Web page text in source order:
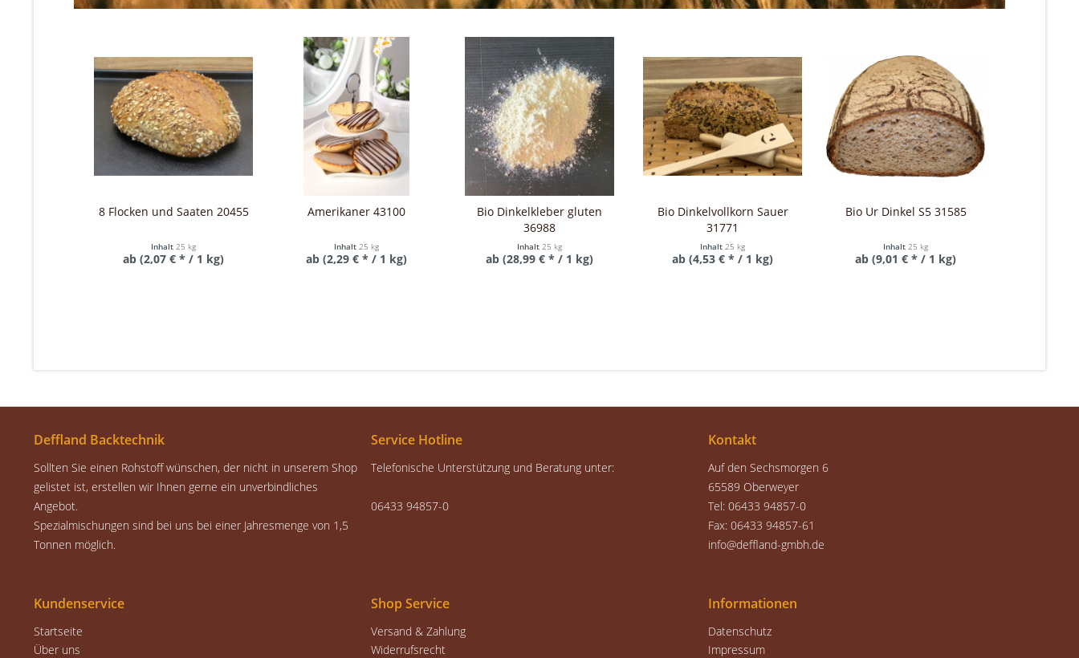
8 Flocken und Saaten 20455
Inhalt 25 kg
ab (2,07 € * / 1 kg)
Amerikaner 43100
Inhalt 25 kg
ab (2,29 € * / 1 kg)
Bio Dinkelkleber gluten
36988
Inhalt 25 kg
ab (28,99 € * / 1 kg)
Bio Dinkelvollkorn Sauer
31771
Inhalt 25 kg
ab (4,53 € * / 1 kg)
Bio Ur Dinkel S5 31585
Inhalt 25 kg
ab (9,01 € * / 1 kg)
Deffland Backtechnik
Sollten Sie einen Rohstoff wünschen, der nicht in unserem Shop
gelistet ist, erstellen wir Ihnen gerne ein unverbindliches
Angebot.
Spezialmischungen sind bei uns bei einer Jahresmenge von 1,5
Tonnen möglich.
Service Hotline
Telefonische Unterstützung und Beratung unter:
06433 94857-0
Kontakt
Auf den Sechsmorgen 6
65589 Oberweyer
Tel: 06433 94857-0
Fax: 06433 94857-61
info@deffland-gmbh.de
Kundenservice
Startseite
Über uns
Shop Service
Versand & Zahlung
Widerrufsrecht
Informationen
Datenschutz
Impressum